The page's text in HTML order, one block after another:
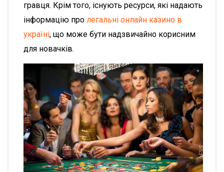
гравця. Крім того, існують ресурси, які надають
інформацію про легальні онлайн казино в
україні, що може бути надзвичайно корисним
для новачків.